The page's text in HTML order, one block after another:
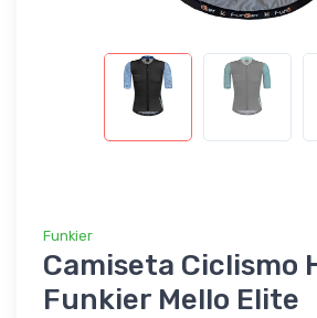
Funkier
Camiseta Ciclismo
Funkier Mello Elite